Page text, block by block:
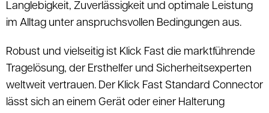
Langlebigkeit, Zuverlässigkeit und optimale Leistung
im Alltag unter anspruchsvollen Bedingungen aus.
Robust und vielseitig ist Klick Fast die marktführende
Tragelösung, der Ersthelfer und Sicherheitsexperten
weltweit vertrauen. Der Klick Fast Standard Connector
lässt sich an einem Gerät oder einer Halterung